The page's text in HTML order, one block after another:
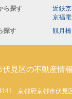
ら探す
近鉄
京福
探す
観月橋
伏見区の不動産情
京都府京都市伏見